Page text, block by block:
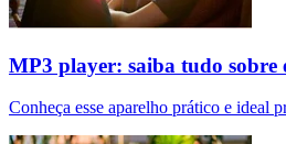
MP3 player: saiba tudo sobre
Conheça esse aparelho prático e ideal